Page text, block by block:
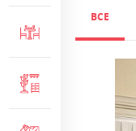
ВСЕ
the
end